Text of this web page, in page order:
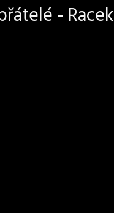
- Racek